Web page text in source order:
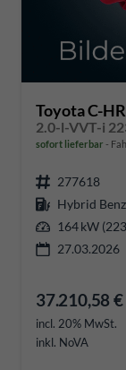
Toyota C-HR
sofort lieferbar
277618
Hybrid
164 kW (223
27.03.2026
37.210,58 €
incl. 20% MwSt.
inkl. NoVA